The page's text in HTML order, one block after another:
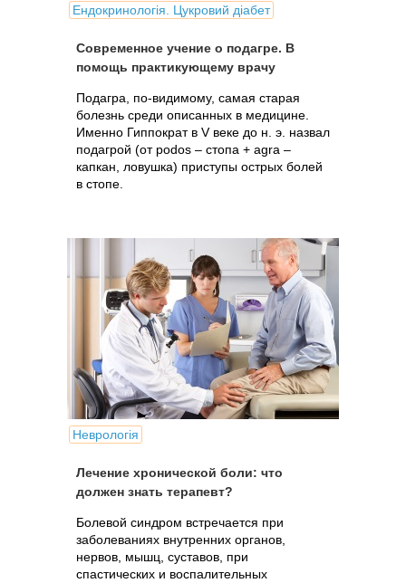
Ендокринологія. Цукровий діабет
Современное учение о подагре. В
помощь практикующему врачу
Подагра, по-видимому, самая старая
болезнь среди описанных в медицине.
Именно Гиппократ в V веке до н. э. назвал
подагрой (от podos – стопа + agra –
капкан, ловушка) приступы острых болей
в стопе.
Неврологія
Лечение хронической боли: что
должен знать терапевт?
Болевой синдром встречается при
заболеваниях внутренних органов,
нервов, мышц, суставов, при
спастических и воспалительных